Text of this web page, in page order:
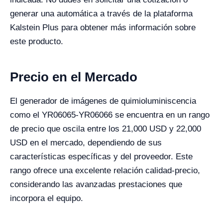
generar una automática a través de la plataforma
Kalstein Plus para obtener más información sobre
este producto.
Precio en el Mercado
El generador de imágenes de quimioluminiscencia
como el YR06065-YR06066 se encuentra en un rango
de precio que oscila entre los 21,000 USD y 22,000
USD en el mercado, dependiendo de sus
características específicas y del proveedor. Este
rango ofrece una excelente relación calidad-precio,
considerando las avanzadas prestaciones que
incorpora el equipo.